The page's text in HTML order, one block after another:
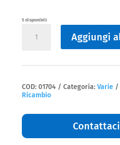
5 disponibili
STATORE
quantità
Aggiungi
COD: 01704 Categoria: Varie
Ricambio
Contattaci